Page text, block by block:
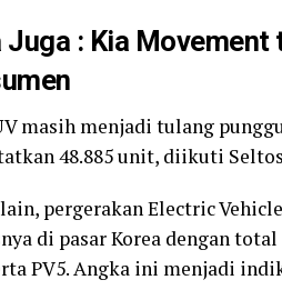
Juga : Kia Movement
masih menjadi tulang
48.885 unit, diikuti
pergerakan Electric
di pasar Korea dengan
PV5. Angka ini menjadi